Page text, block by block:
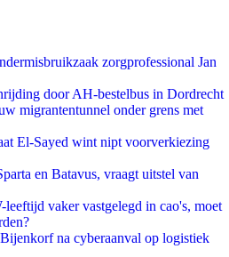
zorgprofessional Jan
door AH-bestelbus in Dordrecht
migrantentunnel onder grens met
El-Sayed wint nipt voorverkiezing
en Batavus, vraagt uitstel van
vaker vastgelegd in cao's, moet
na cyberaanval op logistiek